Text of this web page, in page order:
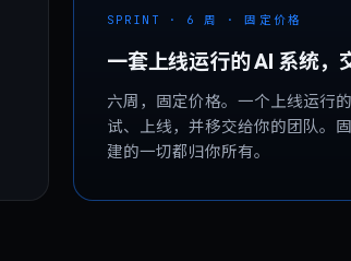
SPRINT · 6 周 · 固定价格
一套上线运行的 AI 系统，
六周，固定价格。一个上线运行
试、上线，并移交给你的团队。
建的一切都归你所有。